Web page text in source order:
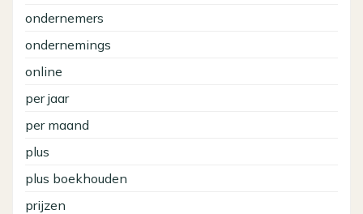
ondernemers
ondernemings
online
per jaar
per maand
plus
plus boekhouden
prijzen